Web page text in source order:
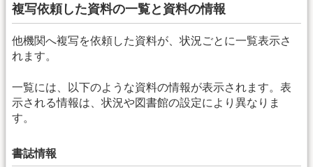
複写依頼した資料の一覧と資料の情報
他機関へ複写を依頼した資料が、状況ごとに一覧表示さ
れます。
一覧には、以下のような資料の情報が表示されます。表
示される情報は、状況や図書館の設定により異なりま
す。
書誌情報